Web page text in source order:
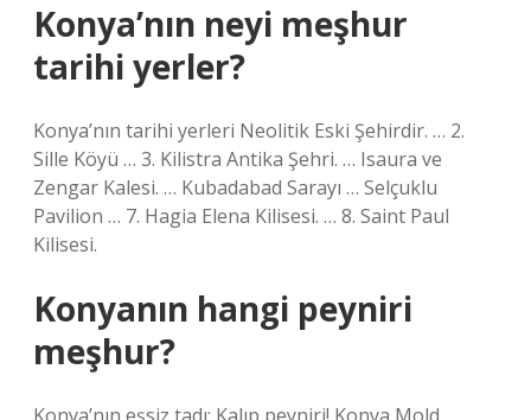
Konya’nın neyi meşhur
tarihi yerler?
Konya’nın tarihi yerleri Neolitik Eski Şehirdir. … 2.
Sille Köyü … 3. Kilistra Antika Şehri. … Isaura ve
Zengar Kalesi. … Kubadabad Sarayı … Selçuklu
Pavilion … 7. Hagia Elena Kilisesi. … 8. Saint Paul
Kilisesi.
Konyanın hangi peyniri
meşhur?